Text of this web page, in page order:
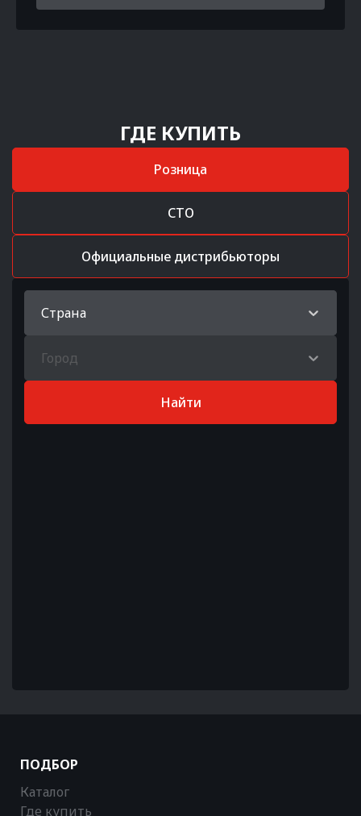
ГДЕ КУПИТЬ
Розница
СТО
Официальные дистрибьюторы
Страна
Город
Найти
ПОДБОР
Каталог
Где купить